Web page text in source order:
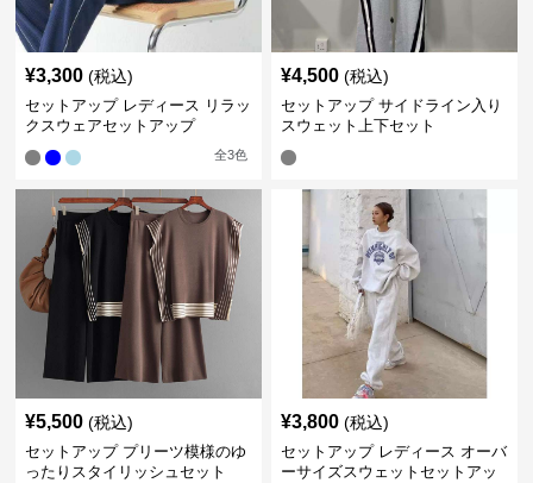
¥3,300 (税込)
セットアップ レディース リラッ
クスウェアセットアップ
全3色
¥4,500 (税込)
セットアップ サイドライン入り
スウェット上下セット
¥5,500 (税込)
セットアップ プリーツ模様のゆ
ったりスタイリッシュセット
¥3,800 (税込)
セットアップ レディース オーバ
ーサイズスウェットセットアッ